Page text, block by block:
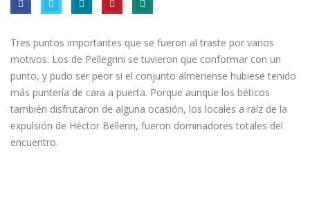
Tres puntos importantes que se fueron al traste por varios
motivos. Los de Pellegrini se tuvieron que conformar con un
punto, y pudo ser peor si el conjunto almeriense hubiese tenido
más puntería de cara a puerta. Porque aunque los béticos
también disfrutaron de alguna ocasión, los locales a raíz de la
expulsión de Héctor Bellerin, fueron dominadores totales del
encuentro.